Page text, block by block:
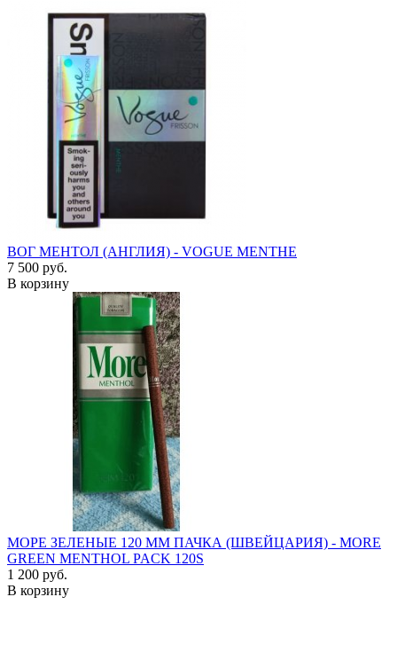
ВОГ МЕНТОЛ (АНГЛИЯ) - VOGUE MENTHE
7 500 руб.
В корзину
МОРЕ ЗЕЛЕНЫЕ 120 ММ ПАЧКА (ШВЕЙЦАРИЯ) - MORE
GREEN MENTHOL PACK 120S
1 200 руб.
В корзину